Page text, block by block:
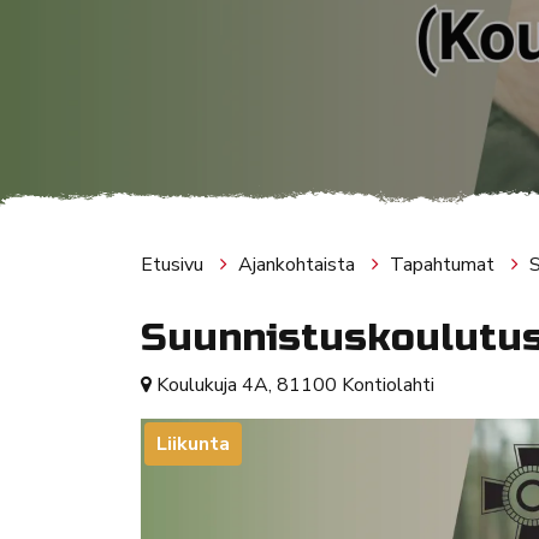
Etusivu Ajankohtaista Tapahtumat
Koulukuja 4A, 81100 Kontiolahti
Liikunta